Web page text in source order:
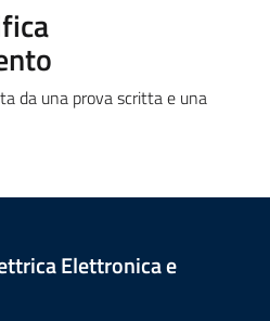
da una prova scritta e una
Elettronica e